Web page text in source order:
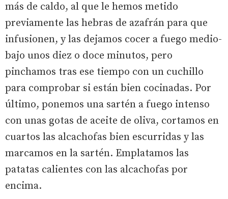
más de caldo, al que le hemos metido
previamente las hebras de azafrán para que
infusionen, y las dejamos cocer a fuego medio-
bajo unos diez o doce minutos, pero
pinchamos tras ese tiempo con un cuchillo
para comprobar si están bien cocinadas. Por
último, ponemos una sartén a fuego intenso
con unas gotas de aceite de oliva, cortamos en
cuartos las alcachofas bien escurridas y las
marcamos en la sartén. Emplatamos las
patatas calientes con las alcachofas por
encima.